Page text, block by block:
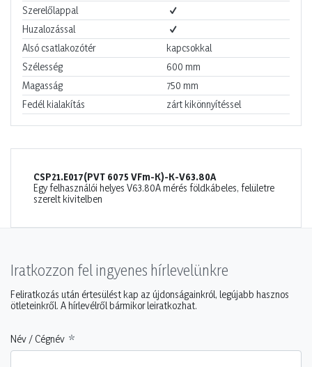
Szerelőlappal
Huzalozással
Alsó csatlakozótér
kapcsokkal
Szélesség
600 mm
Magasság
750 mm
Fedél kialakítás
zárt kikönnyítéssel
CSP21.E017(PVT 6075 VFm-K)-K-V63.80A
Egy felhasználói helyes V63.80A mérés földkábeles, felületre
szerelt kivitelben
Iratkozzon fel ingyenes hírlevelünkre
Feliratkozás után értesülést kap az újdonságainkról, legújabb hasznos
ötleteinkről. A hírlevélről bármikor leiratkozhat.
Név / Cégnév